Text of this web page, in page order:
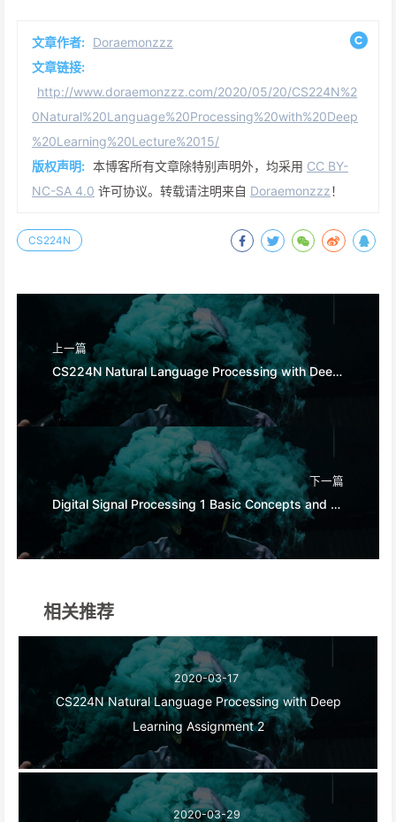
文章作者: Doraemonzzz
文章链接:
http://www.doraemonzzz.com/2020/05/20/CS224N%2
0Natural%20Language%20Processing%20with%20Deep
%20Learning%20Lecture%2015/
版权声明: 本博客所有文章除特别声明外，均采用 CC BY-
NC-SA 4.0 许可协议。转载请注明来自 Doraemonzzz！
CS224N
上一篇
CS224N Natural Language Processing with Deep Learning Lecture 16
下一篇
Digital Signal Processing 1 Basic Concepts and Algorithms Week1
相关推荐
2020-03-17
CS224N Natural Language Processing with Deep
Learning Assignment 2
2020-03-29